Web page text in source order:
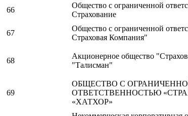
66
Общество с ограниченной
Страхование
67
Общество с ограниченной
Страховая Компания"
68
Акционерное общество
"Талисман"
69
ОБЩЕСТВО С
ОТВЕТСТВЕННОСТЬЮ
«ХАТХОР»